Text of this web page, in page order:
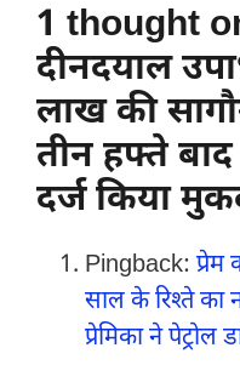
1 thought
दीनदयाल
लाख की
तीन हफ्ते
दर्ज किया
Pingback:
साल के रिश्ते का
प्रेमिका ने